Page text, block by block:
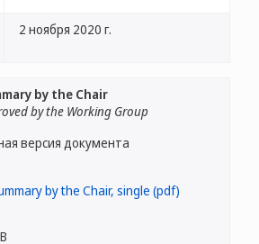
2 ноября 2020 г.
by the Chair
by the Working Group
версия документа